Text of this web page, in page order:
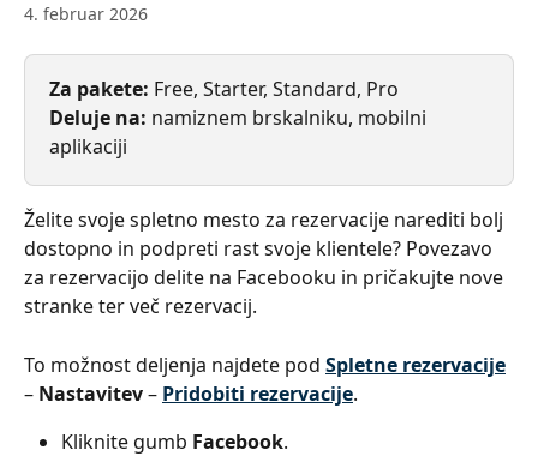
4. februar 2026
Za pakete: Free, Starter, Standard, Pro
Deluje na: namiznem brskalniku, mobilni
aplikaciji
Želite svoje spletno mesto za rezervacije narediti bolj
dostopno in podpreti rast svoje klientele? Povezavo
za rezervacijo delite na Facebooku in pričakujte nove
stranke ter več rezervacij.
To možnost deljenja najdete pod Spletne rezervacije
– Nastavitev – Pridobiti rezervacije.
Kliknite gumb Facebook.